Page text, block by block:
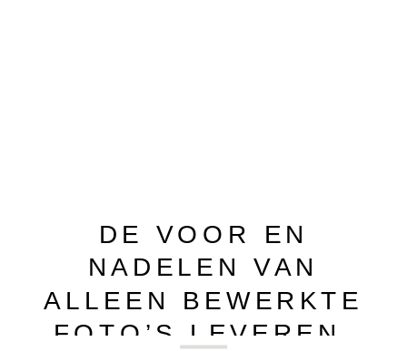
DE VOOR EN
NADELEN VAN
ALLEEN BEWERKTE
FOTO’S LEVEREN.